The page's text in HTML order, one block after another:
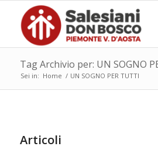
Tag Archivio per: UN SOGNO
Sei in: Home / UN SOGNO PER TUTTI
Articoli